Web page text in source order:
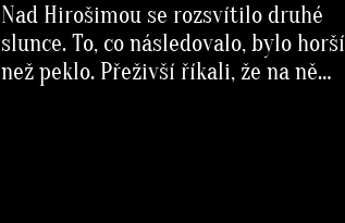
Nad Hirošimou se rozsvítilo druhé
slunce. To, co následovalo, bylo horší
než peklo. Přeživší říkali, že na ně